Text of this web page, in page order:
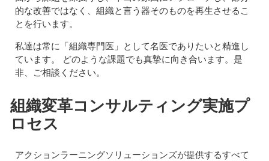
的な改善ではなく、組織と言う器そのものを再生させるこ
とを行います。
私達は常に「組織専門医」として名医でありたいと精進し
ています。 どのような課題でも真摯に向き合います。是
非、ご相談ください。
組織変革コンサルティング実施プ
ロセス
アクションラーニングソリューションズが提供するすべて